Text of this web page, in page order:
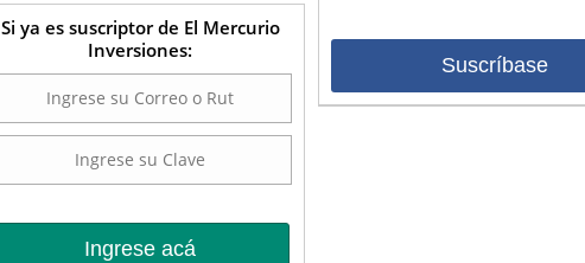
Si ya es suscriptor de El Mercurio
Inversiones:
Ingrese acá
Suscríbase